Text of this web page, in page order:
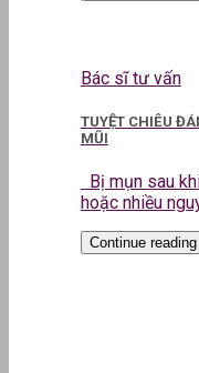
Bác sĩ tư vấn
TUYỆT CHIÊU
MŨI
Bị mụn sau
hoặc nhiều
Continue reading